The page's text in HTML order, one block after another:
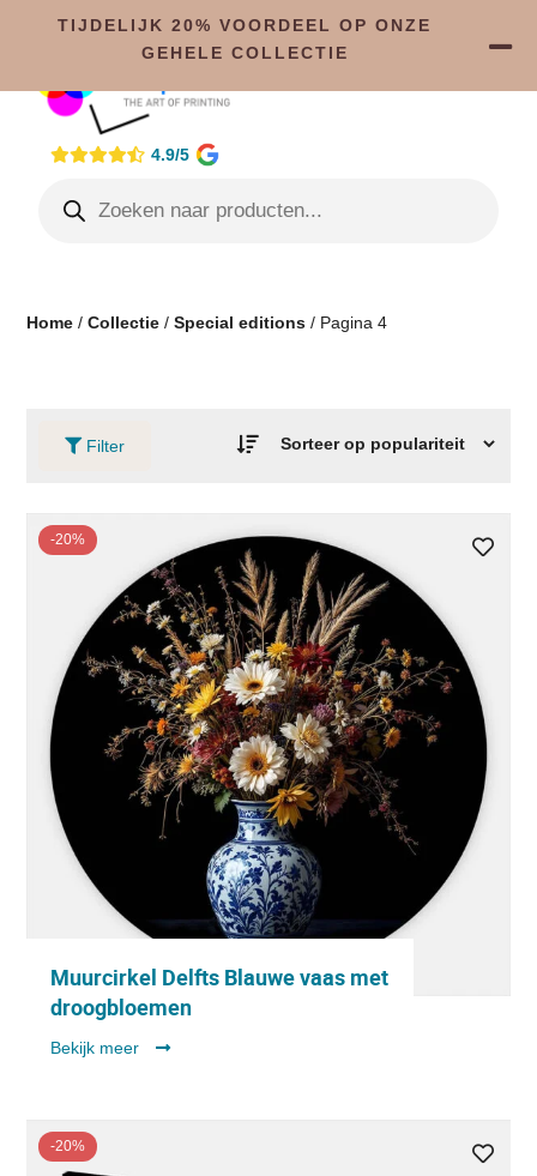
4.9/5
Home /Collectie /Special editions / Pagina 4
Filter
-20%
Muurcirkel Delfts Blauwe vaas met
droogbloemen
Bekijk meer
-20%
TIJDELIJK 20% VOORDEEL OP ONZE
GEHELE COLLECTIE